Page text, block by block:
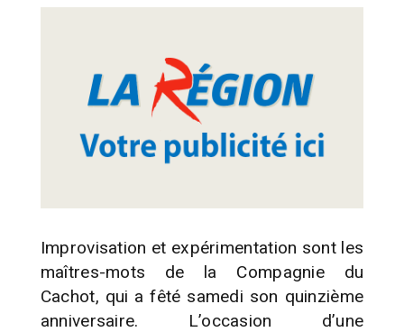
Improvisation et expérimentation sont les
maîtres-mots de la Compagnie du
Cachot, qui a fêté samedi son quinzième
anniversaire. L’occasion d’une